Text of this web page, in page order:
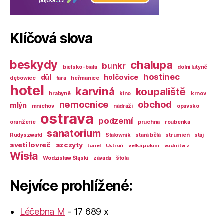
Klíčová slova
beskydy bielsko-biała bunkr chalupa
dolní lutyně
dębowiec
důl fara heřmanice holčovice hostinec
hotel hrabyně karviná kino koupaliště krnov
mlýn mnichov nemocnice nádraží obchod opavsko
oranžerie ostrava podzemí pruchna
roubenka
Rudyszwałd
sanatorium Stalownik stará bělá strumień stáj
sveti lovreč szczyty tunel Ustroń velká polom vodní tvrz
Wisła Wodzisław Śląski závada štola
Nejvíce prohlížené:
Léčebna M - 17 689 x